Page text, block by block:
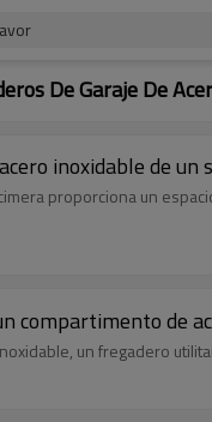
De Garaje De
inoxidable de
proporciona un
compartimento de
un fregadero